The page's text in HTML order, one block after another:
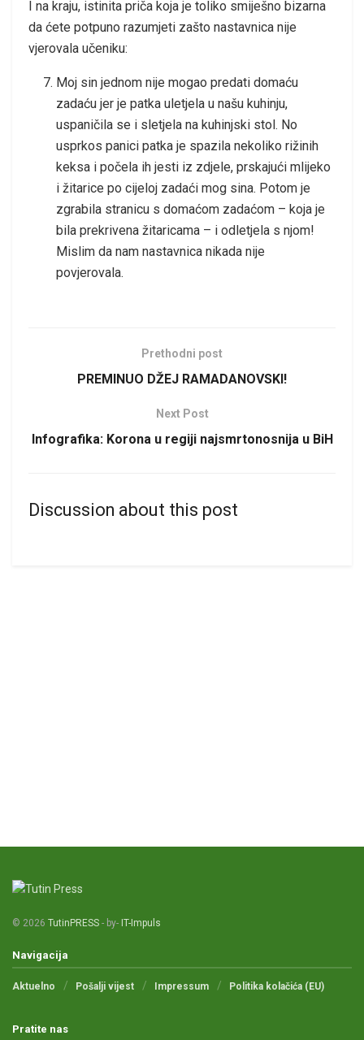
I na kraju, istinita priča koja je toliko smiješno bizarna
da ćete potpuno razumjeti zašto nastavnica nije
vjerovala učeniku:
Moj sin jednom nije mogao predati domaću
zadaću jer je patka uletjela u našu kuhinju,
uspaničila se i sletjela na kuhinjski stol. No
usprkos panici patka je spazila nekoliko rižinih
keksa i počela ih jesti iz zdjele, prskajući mlijeko
i žitarice po cijeloj zadaći mog sina. Potom je
zgrabila stranicu s domaćom zadaćom – koja je
bila prekrivena žitaricama – i odletjela s njom!
Mislim da nam nastavnica nikada nije
povjerovala.
Prethodni post
PREMINUO DŽEJ RAMADANOVSKI!
Next Post
Infografika: Korona u regiji najsmrtonosnija u BiH
Discussion about this post
© 2026 TutinPRESS - by- IT-Impuls
Navigacija
Aktuelno Pošalji vijest Impressum Politika kolačića (EU)
Pratite nas